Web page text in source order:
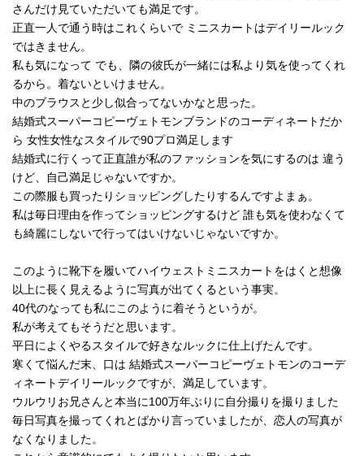
さんだけ見ていただいても満足です。
正直一人で通う時はこれくらいで ミニスカートはデイリールック
ではきません。
私も気になって でも、隣の彼氏が一緒には私より気を使ってくれ
るから。着ないといけません。
中のブラウスと少し似合ってないかなと思った。
結婚式スーパーコピーヴェトモンブランドのコーディネートだか
ら 女性女性なスタイルで90プロ満足します
結婚式に行くって正直誰が私のファッションを気にするのは 違う
けど、自己満足じゃないですか。
この際服も買ったりショッピングしたりするんですよまぁ。
私は毎日理由を作ってショッピングするけど 誰も気を使わなくて
も綺麗にしないで行ってはいけないじゃないですか。
このように靴下を履いてハイウェストミニスカートをはくと想像
以上に長く見えるように写真が出てくるという事実。
40代のなっても私にこのように着そうというが。
私が考えてもそうだと思います。
平日によくやるスタイルで好きなルックに仕上げたんです。
寒くて悩んだ末、口は 結婚式スーパーコピーヴェトモンのコーデ
ィネートデイリールックですが、満足しています。
ウルウリお兄さんと本当に100万年ぶりに自分撮りを撮りました
毎日写真を撮ってくれとばかり言っていましたが、恋人の写真が
なくなりました。